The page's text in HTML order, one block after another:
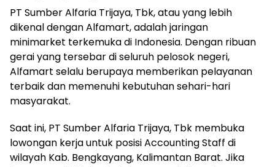
PT Sumber Alfaria Trijaya, Tbk, atau yang lebih
dikenal dengan Alfamart, adalah jaringan
minimarket terkemuka di Indonesia. Dengan ribuan
gerai yang tersebar di seluruh pelosok negeri,
Alfamart selalu berupaya memberikan pelayanan
terbaik dan memenuhi kebutuhan sehari-hari
masyarakat.
Saat ini, PT Sumber Alfaria Trijaya, Tbk membuka
lowongan kerja untuk posisi Accounting Staff di
wilayah Kab. Bengkayang, Kalimantan Barat. Jika